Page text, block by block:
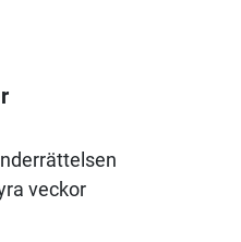
veckor